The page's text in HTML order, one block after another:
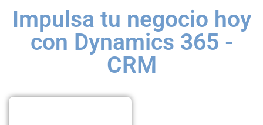
Impulsa tu negocio hoy
con Dynamics 365 -
CRM